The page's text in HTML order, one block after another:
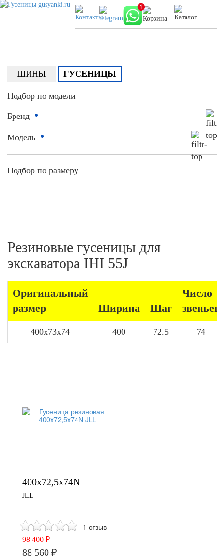
ШИНЫ ГУСЕНИЦЫ
Подбор по модели
Бренд •
Модель •
Подбор по размеру
Резиновые гусеницы для
экскаватора IHI 55J
Оригинальный
размер
Ширина Шаг
Число
400x73x74 400 72.5 74
400x72,5x74N
JLL
1 отзыв
98 400 ₽
88 560 ₽